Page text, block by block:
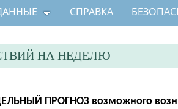
СПРАВКА
НА НЕДЕЛЮ
ПРОГНОЗ возможного